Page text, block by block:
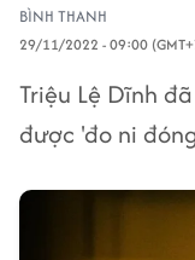
BÌNH THANH
29/11/2022 - 09:00
Triệu Lệ Dĩnh
được 'đo ni